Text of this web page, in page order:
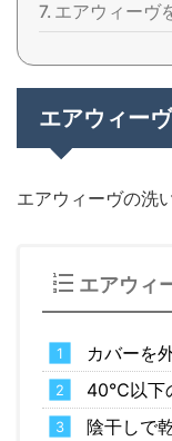
エアウィーヴ
エアウィー
エアウィーヴの洗
エアウィ
カバーを
40℃以下
陰干しで